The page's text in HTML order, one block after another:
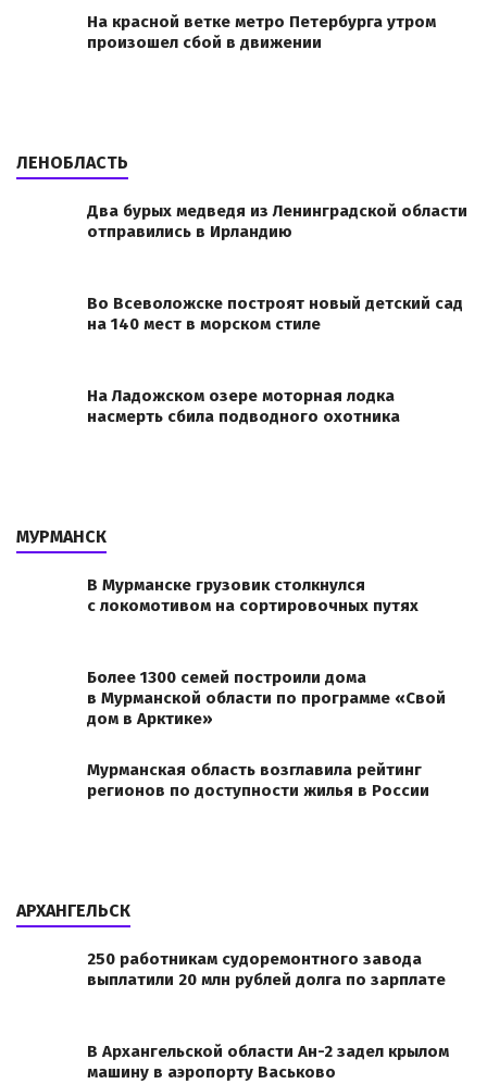
На красной ветке метро Петербурга утром
произошел сбой в движении
ЛЕНОБЛАСТЬ
Два бурых медведя из Ленинградской области
отправились в Ирландию
Во Всеволожске построят новый детский сад
на 140 мест в морском стиле
На Ладожском озере моторная лодка
насмерть сбила подводного охотника
МУРМАНСК
В Мурманске грузовик столкнулся
с локомотивом на сортировочных путях
Более 1300 семей построили дома
в Мурманской области по программе «Свой
дом в Арктике»
Мурманская область возглавила рейтинг
регионов по доступности жилья в России
АРХАНГЕЛЬСК
250 работникам судоремонтного завода
выплатили 20 млн рублей долга по зарплате
В Архангельской области Ан-2 задел крылом
машину в аэропорту Васьково